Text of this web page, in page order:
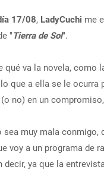
17/08, LadyCuchi me
"Tierra de Sol".
qué va la novela, como
que a ella se le ocurra
no) en un
sea muy mala conmigo,
voy a un programa de
decir, ya que la